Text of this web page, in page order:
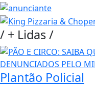
/ + Lidas/
Plantão Policial